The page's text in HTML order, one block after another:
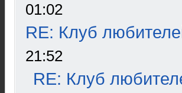
01:02
RE: Клуб
21:52
RE: Клуб